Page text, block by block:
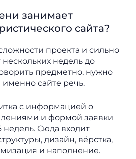
занимает
сайта?
проекта и сильно
недель до
предметно, нужно
сайте речь.
с информацией о
и формой заявки
недель. Сюда входит
дизайн, вёрстка,
и наполнение.